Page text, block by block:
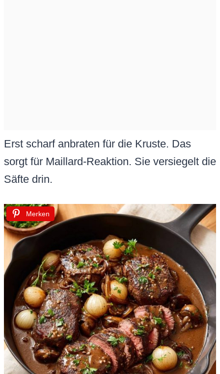
Erst scharf anbraten für die Kruste. Das
sorgt für Maillard-Reaktion. Sie versiegelt die
Säfte drin.
Merken